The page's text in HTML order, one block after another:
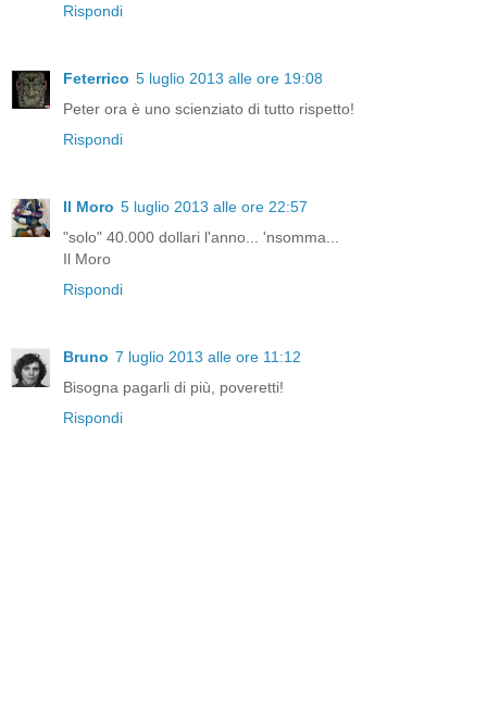
Rispondi
Feterrico 5 luglio 2013 alle ore 19:08
Peter ora è uno scienziato di tutto rispetto!
Rispondi
Il Moro 5 luglio 2013 alle ore 22:57
"solo" 40.000 dollari l'anno... 'nsomma...
Il Moro
Rispondi
Bruno 7 luglio 2013 alle ore 11:12
Bisogna pagarli di più, poveretti!
Rispondi